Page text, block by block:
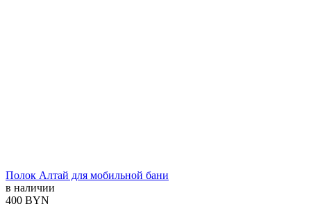
Полок Алтай для мобильной бани
в наличии
400 BYN